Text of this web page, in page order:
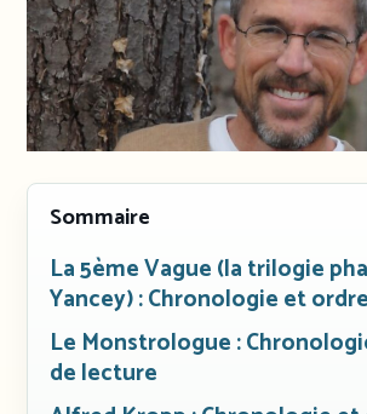
Sommaire
La 5ème Vague (la trilogie
Yancey) : Chronologie et
Le Monstrologue :
de lecture